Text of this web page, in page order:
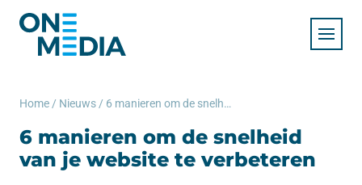
Home / Nieuws / 6 manieren om de snelheid van je website te verbeteren
6 manieren om de snelheid
van je website te verbeteren